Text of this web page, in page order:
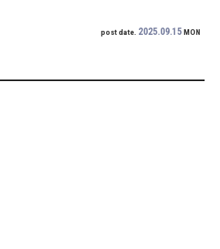
post date. 2025.09.15MON